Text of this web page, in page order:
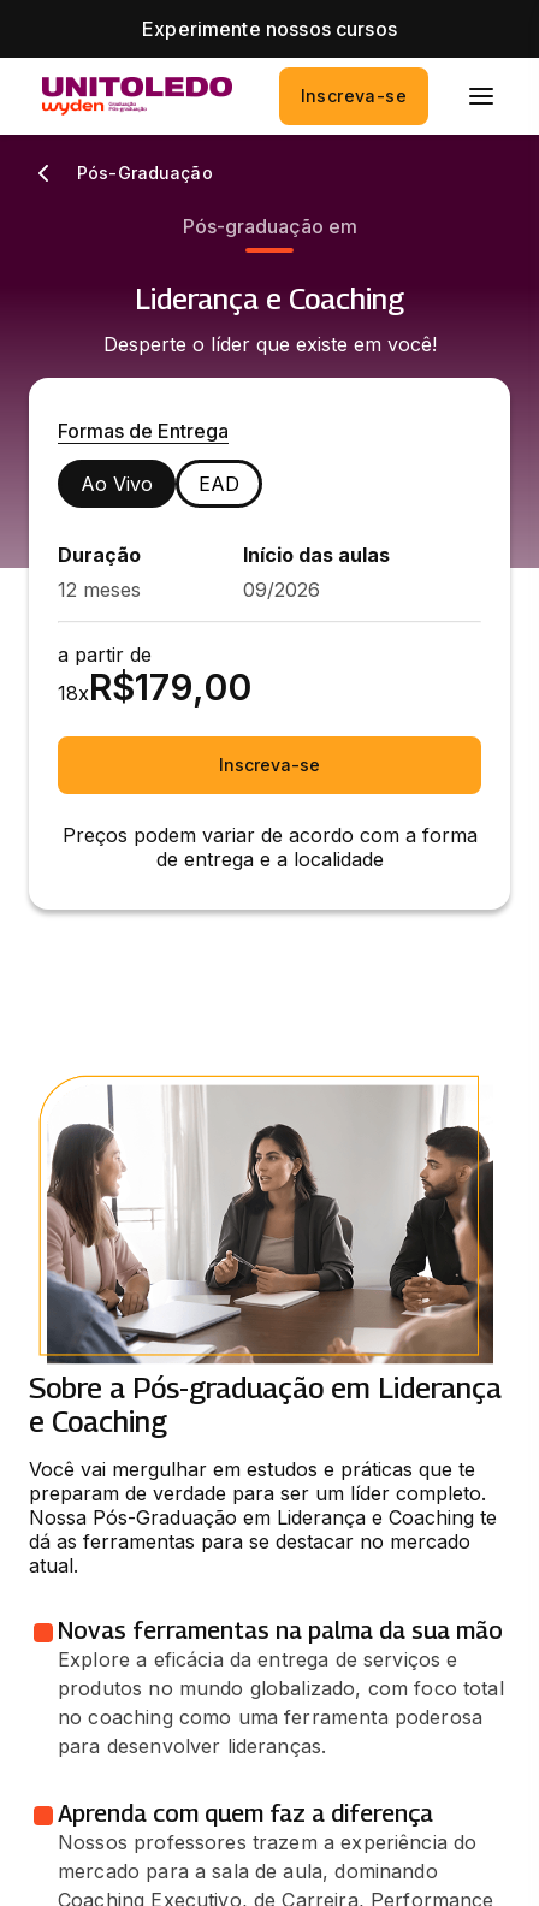
Experimente nossos cursos
Inscreva-se
Pós-Graduação
Pós-graduação em
Liderança e Coaching
Desperte o líder que existe em você!
Formas de Entrega
Ao Vivo EAD
Duração
12 meses
Início das aulas
09/2026
a partir de
18xR$179,00
Inscreva-se
Preços podem variar de acordo com a forma
de entrega e a localidade
Sobre a Pós-graduação em Liderança
e Coaching
Você vai mergulhar em estudos e práticas que te
preparam de verdade para ser um líder completo.
Nossa Pós-Graduação em Liderança e Coaching te
dá as ferramentas para se destacar no mercado
atual.
Novas ferramentas na palma da sua mão
Explore a eficácia da entrega de serviços e
produtos no mundo globalizado, com foco total
no coaching como uma ferramenta poderosa
para desenvolver lideranças.
Aprenda com quem faz a diferença
Nossos professores trazem a experiência do
mercado para a sala de aula, dominando
Coaching Executivo, de Carreira, Performance